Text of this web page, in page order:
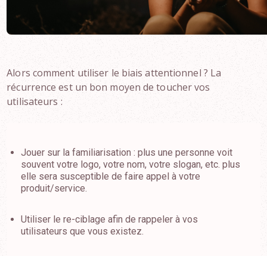
Alors comment utiliser le biais attentionnel ? La
récurrence est un bon moyen de toucher vos
utilisateurs :
Jouer sur la familiarisation : plus une personne voit
souvent votre logo, votre nom, votre slogan, etc. plus
elle sera susceptible de faire appel à votre
produit/service.
Utiliser le re-ciblage afin de rappeler à vos
utilisateurs que vous existez.